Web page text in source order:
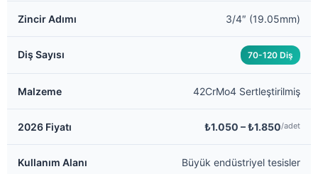
3/4″ (19.05mm)
70-120 Diş
42CrMo4 Sertleştirilmiş
₺1.050 – ₺1.850/adet
Büyük endüstriyel tesisler